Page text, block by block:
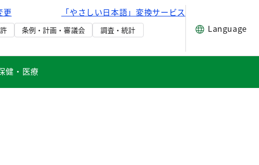
更 「やさしい日本語」変換サービス
条例・計画・審議会
調査・統計
Language
健・医療